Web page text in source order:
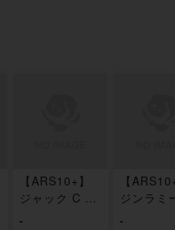
【ARS10+】
ジャック C ST
-
【
ジンラミ
-